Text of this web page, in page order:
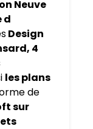
Neuve
d
Design
4
les plans
de
sur